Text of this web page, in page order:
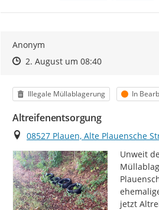
Anonym
Zeitpunkt des Erstellens
Zeitpunkt des Erstellens
2. August um 08:40Zur Äußerung
Kategorie
Illegale Müllablagerung Status
In
Altreifenentsorgung
Ort
08527 Plauen, Alte Plauensche
Unweit
jetzt